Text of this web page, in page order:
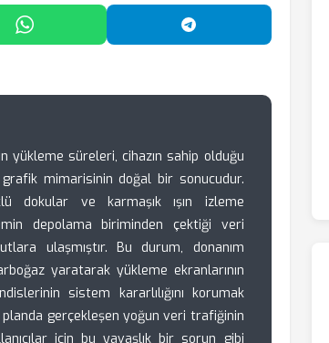
WhatsApp'ta Paylaş Telegram'da Paylaş
yükleme süreleri, cihazın sahip olduğu
mimarisinin doğal bir sonucudur.
dokular ve karmaşık ışın izleme
depolama biriminden çektiği veri
ulaşmıştır. Bu durum, donanım
yaratarak yükleme ekranlarının
sistem kararlılığını korumak
gerçekleşen yoğun veri trafiğinin
için bu yavaşlık bir sorun gibi